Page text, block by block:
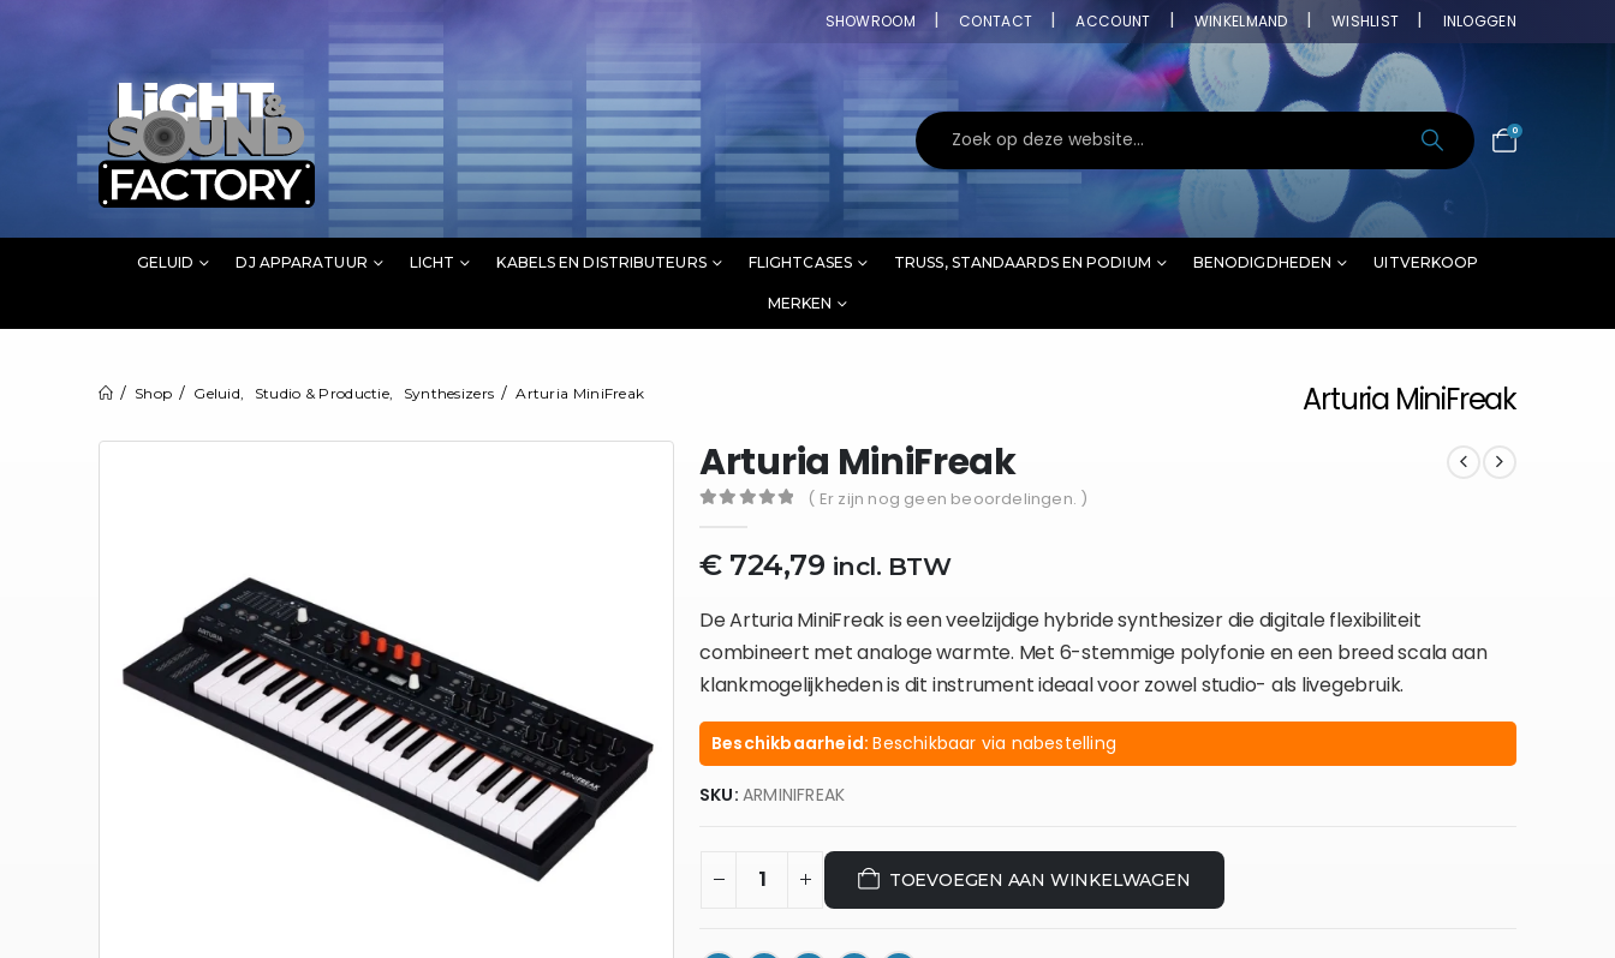
SHOWROOM CONTACT ACCOUNT WINKELMAND WISHLIST INLOGGEN
0
GELUID DJ APPARATUUR LICHT KABELS EN DISTRIBUTEURS FLIGHTCASES TRUSS, STANDAARDS EN PODIUM BENODIGDHEDEN UITVERKOOP
MERKEN
Arturia MiniFreak
Shop Geluid Studio & Productie Synthesizers Arturia MiniFreak
Arturia MiniFreak
( Er zijn nog geen beoordelingen. )
€724,79 incl. BTW
De Arturia MiniFreak is een veelzijdige hybride synthesizer die digitale flexibiliteit
combineert met analoge warmte. Met 6-stemmige polyfonie en een breed scala aan
klankmogelijkheden is dit instrument ideaal voor zowel studio- als livegebruik.
Beschikbaarheid:Beschikbaar via nabestelling
SKU: ARMINIFREAK
TOEVOEGEN AAN WINKELWAGEN